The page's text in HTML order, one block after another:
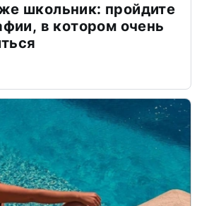
школьник: пройдите
в котором очень